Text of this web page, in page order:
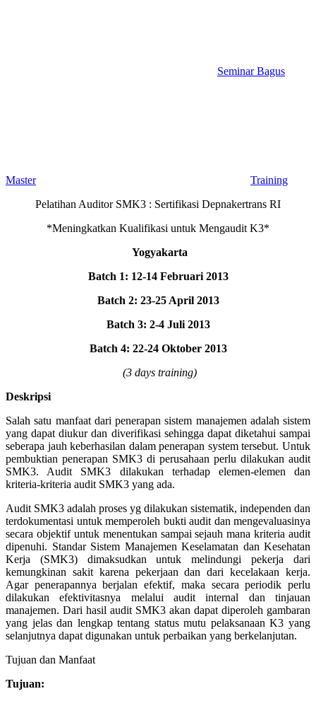
Seminar Bagus
Master
Training
Pelatihan Auditor SMK3 : Sertifikasi Depnakertrans RI
*Meningkatkan Kualifikasi untuk Mengaudit K3*
Yogyakarta
Batch 1: 12-14 Februari 2013
Batch 2: 23-25 April 2013
Batch 3: 2-4 Juli 2013
Batch 4: 22-24 Oktober 2013
(3 days training)
Deskripsi
Salah satu manfaat dari penerapan sistem manajemen adalah sistem
yang dapat diukur dan diverifikasi sehingga dapat diketahui sampai
seberapa jauh keberhasilan dalam penerapan system tersebut. Untuk
pembuktian penerapan SMK3 di perusahaan perlu dilakukan audit
SMK3. Audit SMK3 dilakukan terhadap elemen-elemen dan
kriteria-kriteria audit SMK3 yang ada.
Audit SMK3 adalah proses yg dilakukan sistematik, independen dan
terdokumentasi untuk memperoleh bukti audit dan mengevaluasinya
secara objektif untuk menentukan sampai sejauh mana kriteria audit
dipenuhi. Standar Sistem Manajemen Keselamatan dan Kesehatan
Kerja (SMK3) dimaksudkan untuk melindungi pekerja dari
kemungkinan sakit karena pekerjaan dan dari kecelakaan kerja.
Agar penerapannya berjalan efektif, maka secara periodik perlu
dilakukan efektivitasnya melalui audit internal dan tinjauan
manajemen. Dari hasil audit SMK3 akan dapat diperoleh gambaran
yang jelas dan lengkap tentang status mutu pelaksanaan K3 yang
selanjutnya dapat digunakan untuk perbaikan yang berkelanjutan.
Tujuan dan Manfaat
Tujuan: